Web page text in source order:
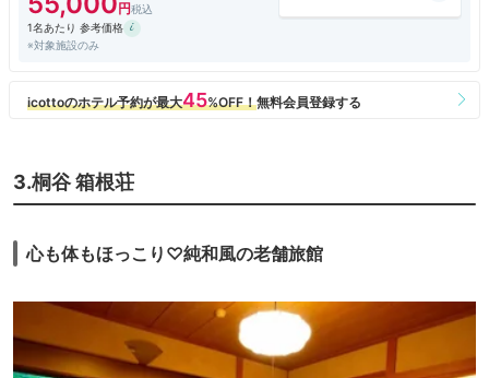
1名あたり 参考価格
※対象施設のみ
3.桐谷 箱根荘
心も体もほっこり♡純和風の老舗旅館